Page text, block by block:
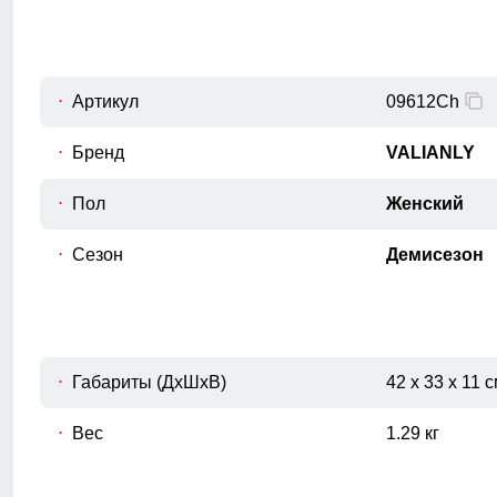
52 78
Для выбора идеального
Длина рукава
Артикул 09612Ch
Бренд VALIANLY
Пол Женский
Сезон Демисезон
Габариты (ДхШхВ) 42 x 33 x 11
Вес 1.29 кг